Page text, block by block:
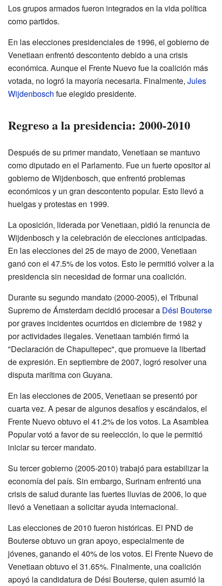
Los grupos armados fueron integrados en la vida política
como partidos.
En las elecciones presidenciales de 1996, el gobierno de
Venetiaan enfrentó descontento debido a una crisis
económica. Aunque el Frente Nuevo fue la coalición más
votada, no logró la mayoría necesaria. Finalmente, Jules
Wijdenbosch fue elegido presidente.
Regreso a la presidencia: 2000-2010
Después de su primer mandato, Venetiaan se mantuvo
como diputado en el Parlamento. Fue un fuerte opositor al
gobierno de Wijdenbosch, que enfrentó problemas
económicos y un gran descontento popular. Esto llevó a
huelgas y protestas en 1999.
La oposición, liderada por Venetiaan, pidió la renuncia de
Wijdenbosch y la celebración de elecciones anticipadas.
En las elecciones del 25 de mayo de 2000, Venetiaan
ganó con el 47.5% de los votos. Esto le permitió volver a la
presidencia sin necesidad de formar una coalición.
Durante su segundo mandato (2000-2005), el Tribunal
Supremo de Ámsterdam decidió procesar a Dési Bouterse
por graves incidentes ocurridos en diciembre de 1982 y
por actividades ilegales. Venetiaan también firmó la
"Declaración de Chapultepec", que promueve la libertad
de expresión. En septiembre de 2007, logró resolver una
disputa marítima con Guyana.
En las elecciones de 2005, Venetiaan se presentó por
cuarta vez. A pesar de algunos desafíos y escándalos, el
Frente Nuevo obtuvo el 41.2% de los votos. La Asamblea
Popular votó a favor de su reelección, lo que le permitió
iniciar su tercer mandato.
Su tercer gobierno (2005-2010) trabajó para estabilizar la
economía del país. Sin embargo, Surinam enfrentó una
crisis de salud durante las fuertes lluvias de 2006, lo que
llevó a Venetiaan a solicitar ayuda internacional.
Las elecciones de 2010 fueron históricas. El PND de
Bouterse obtuvo un gran apoyo, especialmente de
jóvenes, ganando el 40% de los votos. El Frente Nuevo de
Venetiaan obtuvo el 31.65%. Finalmente, una coalición
apoyó la candidatura de Dési Bouterse, quien asumió la